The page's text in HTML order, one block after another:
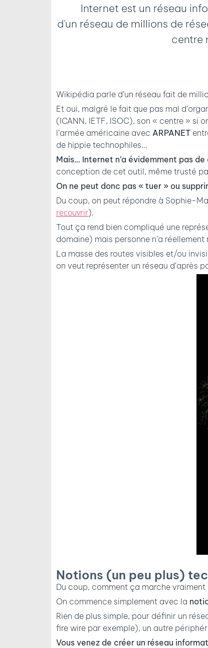
Internet est un réseau
d'un réseau de millions de
centre
Wikipédia parle d’un réseau fait de
Et oui, malgré le fait que pas mal
(ICANN, IETF, ISOC), son « centre » si
l’armée américaine avec ARPANET
de hippie technophiles…
Mais… Internet n’a évidemment pas
conception de cet outil, même trusté
On ne peut donc pas « tuer » ou
Du coup, on peut répondre à Sophie-
recouvrir).
Tout ça rend bien compliqué une
domaine) mais personne n’a
La masse des routes visibles et/ou
on veut représenter un réseau d’après
Notions (un peu plus)
Du coup, comment ça marche vraiment
On commence simplement avec la
Rien de plus simple, pour définir un
fire wire par exemple), un autre
Vous venez de créer un réseau